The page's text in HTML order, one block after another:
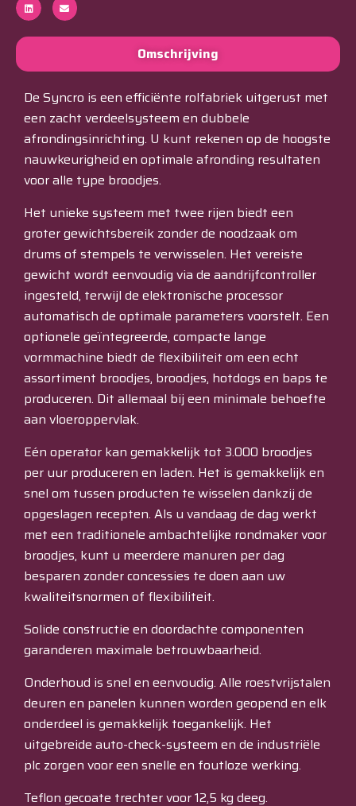
Omschrijving
De Syncro is een efficiënte rolfabriek uitgerust met
een zacht verdeelsysteem en dubbele
afrondingsinrichting. U kunt rekenen op de hoogste
nauwkeurigheid en optimale afronding resultaten
voor alle type broodjes.
Het unieke systeem met twee rijen biedt een
groter gewichtsbereik zonder de noodzaak om
drums of stempels te verwisselen. Het vereiste
gewicht wordt eenvoudig via de aandrijfcontroller
ingesteld, terwijl de elektronische processor
automatisch de optimale parameters voorstelt. Een
optionele geïntegreerde, compacte lange
vormmachine biedt de flexibiliteit om een ​​echt
assortiment broodjes, broodjes, hotdogs en baps te
produceren. Dit allemaal bij een minimale behoefte
aan vloeroppervlak.
Eén operator kan gemakkelijk tot 3.000 broodjes
per uur produceren en laden. Het is gemakkelijk en
snel om tussen producten te wisselen dankzij de
opgeslagen recepten. Als u vandaag de dag werkt
met een traditionele ambachtelijke rondmaker voor
broodjes, kunt u meerdere manuren per dag
besparen zonder concessies te doen aan uw
kwaliteitsnormen of flexibiliteit.
Solide constructie en doordachte componenten
garanderen maximale betrouwbaarheid.
Onderhoud is snel en eenvoudig. Alle roestvrijstalen
deuren en panelen kunnen worden geopend en elk
onderdeel is gemakkelijk toegankelijk. Het
uitgebreide auto-check-systeem en de industriële
plc zorgen voor een snelle en foutloze werking.
Teflon gecoate trechter voor 12,5 kg deeg.